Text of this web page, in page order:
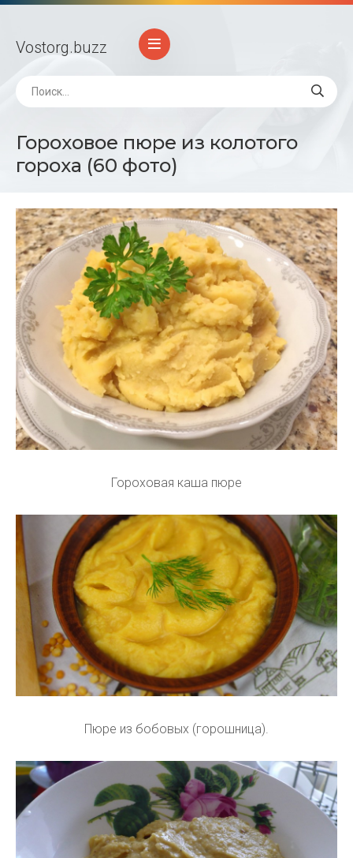
Vostorg.buzz
Гороховое пюре из колотого
гороха (60 фото)
Гороховая каша пюре
Пюре из бобовых (горошница).